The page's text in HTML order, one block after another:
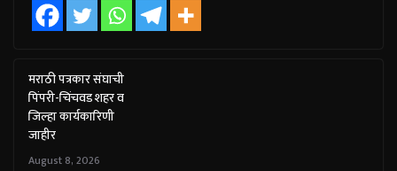
मराठी पत्रकार संघाची
पिंपरी-चिंचवड शहर व
जिल्हा कार्यकारिणी
जाहीर
August 8, 2026